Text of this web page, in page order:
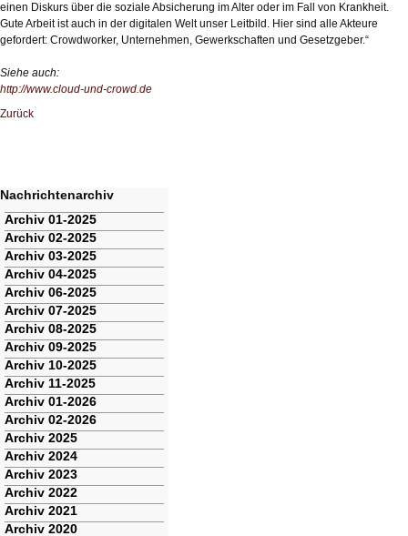
einen Diskurs über die soziale Absicherung im Alter oder im Fall von Krankheit.
Gute Arbeit ist auch in der digitalen Welt unser Leitbild. Hier sind alle Akteure
gefordert: Crowdworker, Unternehmen, Gewerkschaften und Gesetzgeber.“
Siehe auch:
http://www.cloud-und-crowd.de
Zurück
Nachrichtenarchiv
Navigation
überspringen
Archiv 01-2025
Archiv 02-2025
Archiv 03-2025
Archiv 04-2025
Archiv 06-2025
Archiv 07-2025
Archiv 08-2025
Archiv 09-2025
Archiv 10-2025
Archiv 11-2025
Archiv 01-2026
Archiv 02-2026
Archiv 2025
Archiv 2024
Archiv 2023
Archiv 2022
Archiv 2021
Archiv 2020